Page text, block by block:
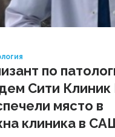
по
Сити Клиник
място в
клиника в